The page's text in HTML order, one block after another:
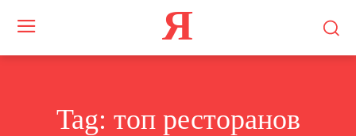
Я
Tag: топ ресторанов